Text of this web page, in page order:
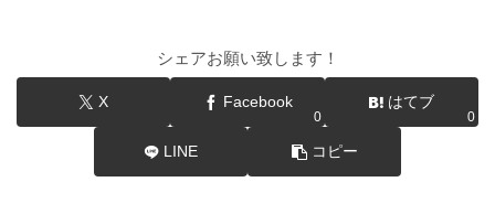
シェアお願い致します！
X Facebook
0
はてブ
0
LINE コピー